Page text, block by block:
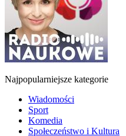
Najpopularniejsze kategorie
Wiadomości
Sport
Komedia
Społeczeństwo i Kultura